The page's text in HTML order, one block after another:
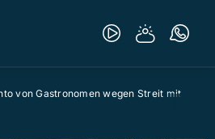
von Gastronomen wegen Streit mit